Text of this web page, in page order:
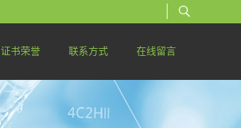
证书荣誉 联系方式 在线留言